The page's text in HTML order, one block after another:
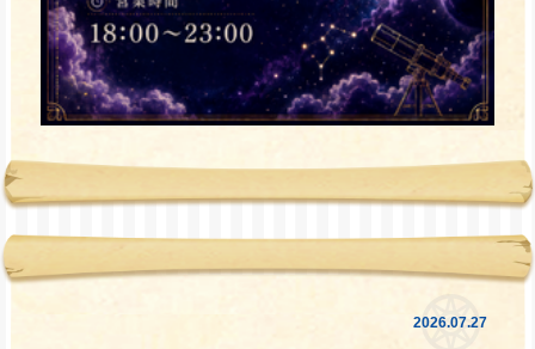
2026.07.27